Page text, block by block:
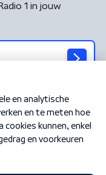
1 in jouw